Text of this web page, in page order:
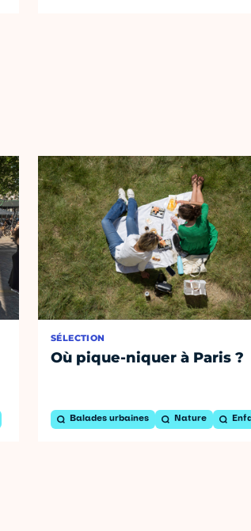
SÉLECTION
Où pique-niquer à Paris ?
Balades urbaines Nature